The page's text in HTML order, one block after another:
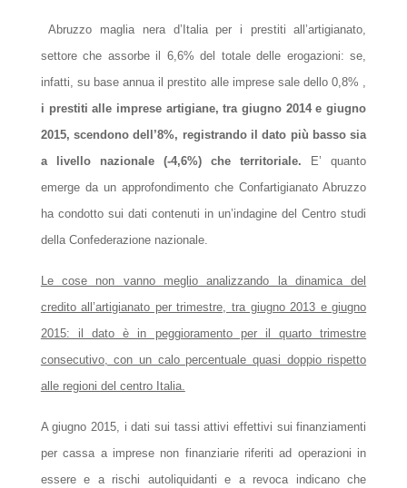
Abruzzo maglia nera d’Italia per i prestiti all’artigianato,
settore che assorbe il 6,6% del totale delle erogazioni: se,
infatti, su base annua il prestito alle imprese sale dello 0,8% ,
i prestiti alle imprese artigiane, tra giugno 2014 e giugno
2015, scendono dell’8%, registrando il dato più basso sia
a livello nazionale (-4,6%) che territoriale. E’ quanto
emerge da un approfondimento che Confartigianato Abruzzo
ha condotto sui dati contenuti in un’indagine del Centro studi
della Confederazione nazionale.
Le cose non vanno meglio analizzando la dinamica del
credito all’artigianato per trimestre, tra giugno 2013 e giugno
2015: il dato è in peggioramento per il quarto trimestre
consecutivo, con un calo percentuale quasi doppio rispetto
alle regioni del centro Italia.
A giugno 2015, i dati sui tassi attivi effettivi sui finanziamenti
per cassa a imprese non finanziarie riferiti ad operazioni in
essere e a rischi autoliquidanti e a revoca indicano che